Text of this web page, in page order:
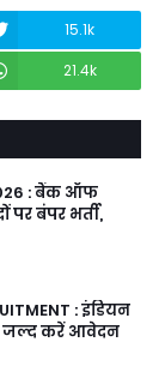
15.1k
21.4k
: बैंक ऑफ
पर बंपर भर्ती,
: इंडियन
जल्द करें आवेदन